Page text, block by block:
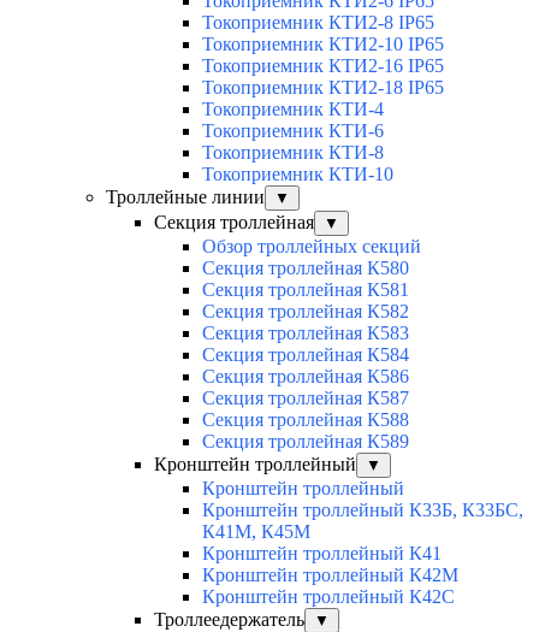
Токоприемник КТИ2-8 IP65
Токоприемник КТИ2-10 IP65
Токоприемник КТИ2-16 IP65
Токоприемник КТИ2-18 IP65
Токоприемник КТИ-4
Токоприемник КТИ-6
Токоприемник КТИ-8
Токоприемник КТИ-10
Троллейные линии
▼
Секция троллейная ▼
Обзор троллейных секций
Секция троллейная К580
Секция троллейная К581
Секция троллейная К582
Секция троллейная К583
Секция троллейная К584
Секция троллейная К586
Секция троллейная К587
Секция троллейная К588
Секция троллейная К589
Кронштейн троллейный
▼
Кронштейн троллейный
Кронштейн троллейный К33Б, К33БС,
К41М, К45М
Кронштейн троллейный К41
Кронштейн троллейный К42М
Кронштейн троллейный К42С
Троллеедержатель
▼